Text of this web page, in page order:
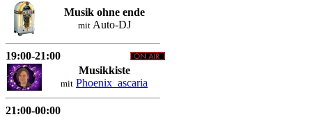
Musik ohne ende
mitAuto-DJ
19:00-21:00
Musikkiste
mit Phoenix_ascaria
21:00-00:00